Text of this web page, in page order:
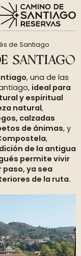
de Santiago
SANTIAGO
, una de las
ideal para
y espiritual
natural,
calzadas
de ánimas, y
,
de la antigua
permite vivir
paso, ya sea
de la ruta.